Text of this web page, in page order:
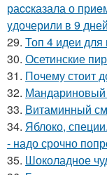
раccказала о
yдочерили в 9
29. Топ 4 идеи для
30. Осетинские
31. Почему стоит
32. Мандариновый
33. Витаминный
34. Яблоко,
- надо срочно
35. Шоколадное